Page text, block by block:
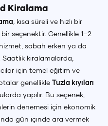
Kiralama
, kısa süreli ve hızlı bir
seçenektir. Genellikle 1–2
sabah erken ya da
kiralamalarda,
için temel eğitim ve
genellikleTuzla kıyıları
yapılır. Bu seçenek,
denemesi için ekonomik
gün içinde ara vermek